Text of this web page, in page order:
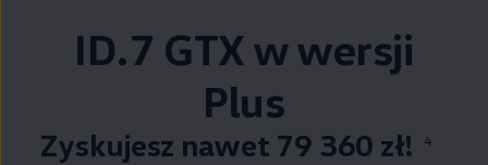
ID.7 GTX w wersji
Plus
Zyskujesz nawet 79 360 zł! 4